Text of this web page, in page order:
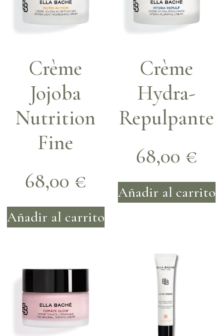
Crème
Jojoba
Nutrition
Fine
68,00 €
Añadir al carrito
Crème
Hydra-
Repulpante
68,00 €
Añadir al carrito